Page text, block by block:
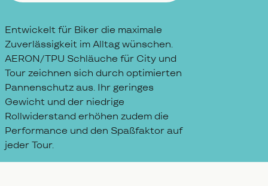
Entwickelt für Biker die maximale
Zuverlässigkeit im Alltag wünschen.
AERON/TPU Schläuche für City und
Tour zeichnen sich durch optimierten
Pannenschutz aus. Ihr geringes
Gewicht und der niedrige
Rollwiderstand erhöhen zudem die
Performance und den Spaßfaktor auf
jeder Tour.